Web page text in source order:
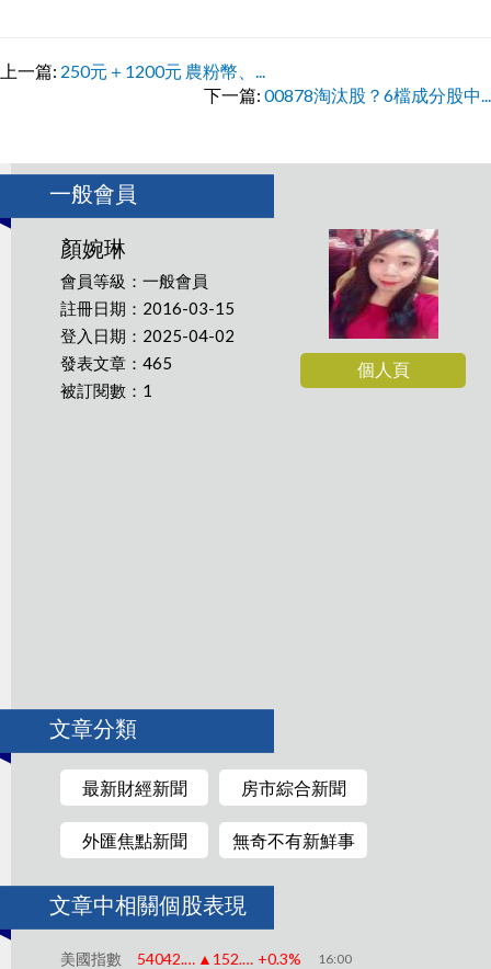
上一篇: 250元＋1200元 農粉幣、...
下一篇: 00878淘汰股？6檔成分股中...
一般會員
顏婉琳
會員等級：一般會員
註冊日期：2016-03-15
登入日期：2025-04-02
發表文章：465
被訂閱數：1
個人頁
文章分類
最新財經新聞 房市綜合新聞
外匯焦點新聞 無奇不有新鮮事
文章中相關個股表現
美國指數 54042.39 ▲152.00 +0.3% 16:00